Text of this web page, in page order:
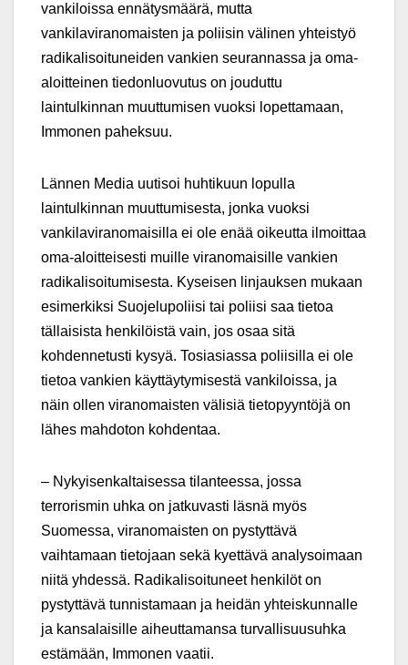
vankiloissa ennätysmäärä, mutta
vankilaviranomaisten ja poliisin välinen yhteistyö
radikalisoituneiden vankien seurannassa ja oma-
aloitteinen tiedonluovutus on jouduttu
laintulkinnan muuttumisen vuoksi lopettamaan,
Immonen paheksuu.
Lännen Media uutisoi huhtikuun lopulla
laintulkinnan muuttumisesta, jonka vuoksi
vankilaviranomaisilla ei ole enää oikeutta ilmoittaa
oma-aloitteisesti muille viranomaisille vankien
radikalisoitumisesta. Kyseisen linjauksen mukaan
esimerkiksi Suojelupoliisi tai poliisi saa tietoa
tällaisista henkilöistä vain, jos osaa sitä
kohdennetusti kysyä. Tosiasiassa poliisilla ei ole
tietoa vankien käyttäytymisestä vankiloissa, ja
näin ollen viranomaisten välisiä tietopyyntöjä on
lähes mahdoton kohdentaa.
– Nykyisenkaltaisessa tilanteessa, jossa
terrorismin uhka on jatkuvasti läsnä myös
Suomessa, viranomaisten on pystyttävä
vaihtamaan tietojaan sekä kyettävä analysoimaan
niitä yhdessä. Radikalisoituneet henkilöt on
pystyttävä tunnistamaan ja heidän yhteiskunnalle
ja kansalaisille aiheuttamansa turvallisuusuhka
estämään, Immonen vaatii.